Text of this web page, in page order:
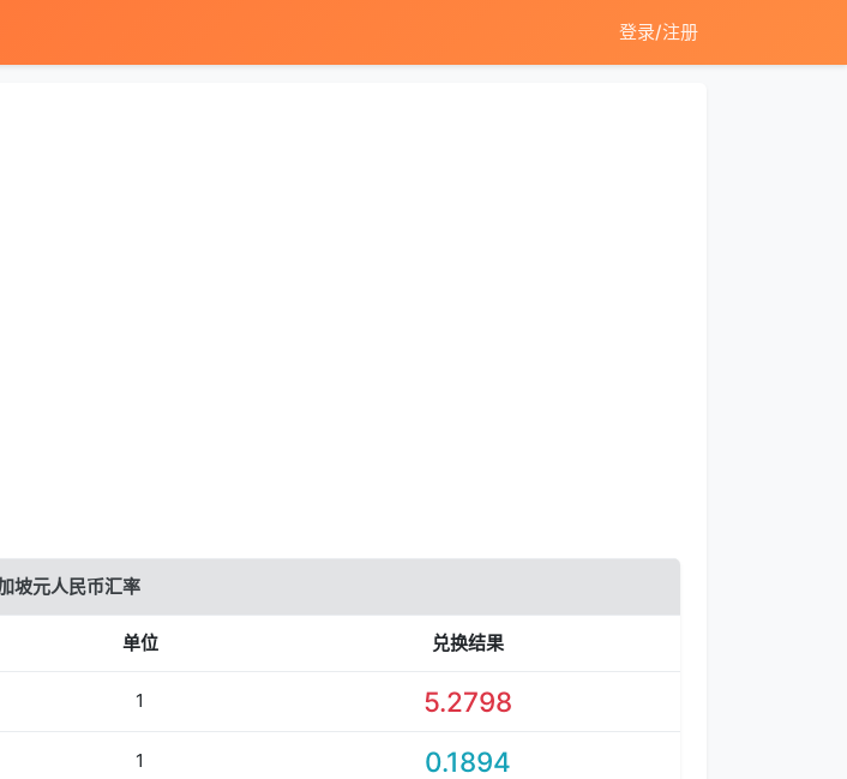
登录/注册
坡元人民币汇率
单位 兑换结果
1 5.2798
1 0.1894